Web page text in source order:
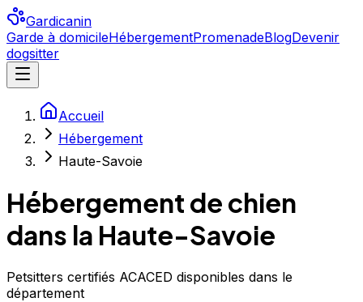
Gardicanin
Garde à domicileHébergementPromenadeBlogDevenir
dogsitter
Accueil
Hébergement
Haute-Savoie
Hébergement de chien
dans la Haute-Savoie
Petsitters certifiés ACACED disponibles dans le
département